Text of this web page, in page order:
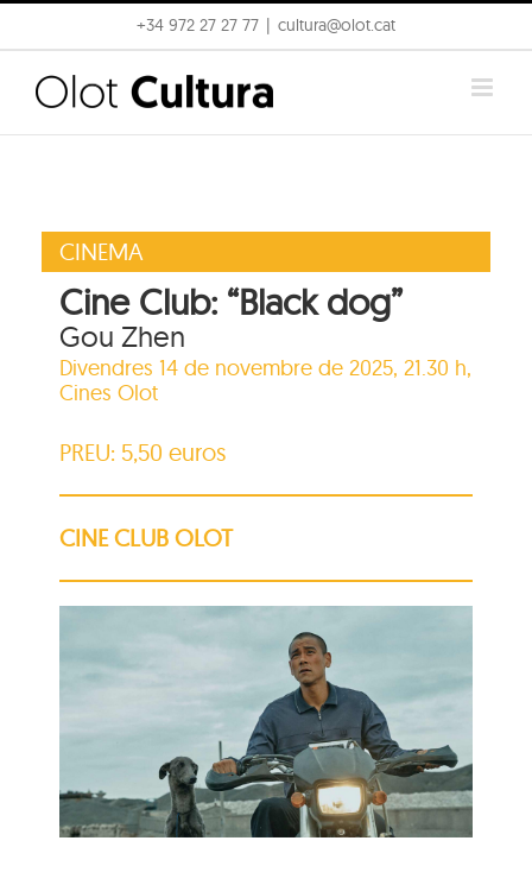
to
content
+34 972 27 27 77 cultura@olot.cat
CINEMA
Cine Club: “Black dog”
Gou Zhen
Divendres 14 de novembre de 2025, 21.30 h,
Cines Olot
PREU: 5,50 euros
CINE CLUB OLOT